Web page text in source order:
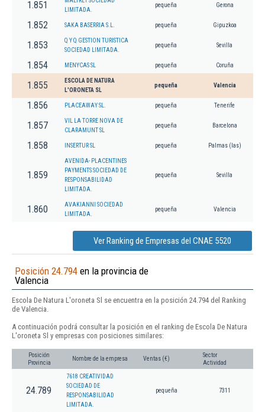
1.851
LIMITADA.
pequeña Gerona
1.852 SAKA BASERRIA S.L. pequeña Gipuzkoa
1.853
Q Y Q GESTION TURISTICA
SOCIEDAD LIMITADA.
pequeña Sevilla
1.854 MENYCAS SL pequeña Coruña
1.855
ESCOLA DE NATURA
L'ORONETA SL
pequeña Valencia
1.856 PLACEAWAY SL. pequeña Tenerife
1.857
VIL LA TORRE NOVA DE
CLARAMUNT SL
pequeña Barcelona
1.858 INSERTUR SL pequeña Palmas (las)
1.859
AVENIDA- PLACENTINES
PAYMENTS SOCIEDAD DE
RESPONSABILIDAD
LIMITADA.
pequeña Sevilla
1.860
AVAKIANNI SOCIEDAD
LIMITADA.
pequeña Valencia
Ver Ranking de Empresas del CNAE 5520
Posición 24.794 en la provincia de
Valencia
Escola De Natura L'oroneta Sl se encuentra en la posición 24.794 del Ranking
de Valencia.
A continuación podrá consultar la posición en el ranking de Escola De Natura
L'oroneta Sl y empresas con posiciones similares:
Posición
Provincia
Nombre de la empresa Ventas (€)
Sector
Actividad
24.789
7618 CREATIVIDAD
SOCIEDAD DE
RESPONSABILIDAD
LIMITADA.
pequeña 7311